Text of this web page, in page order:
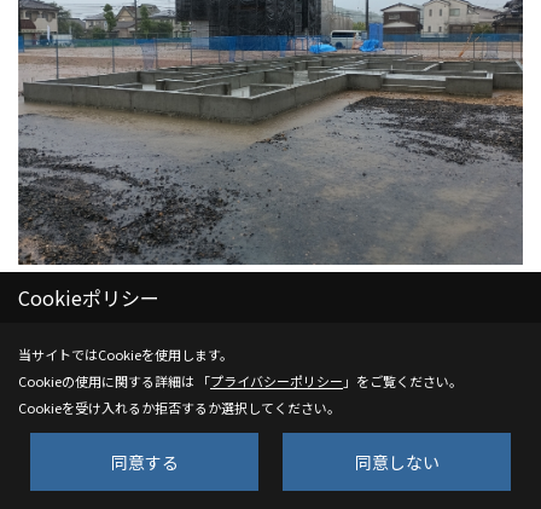
基礎工事
30. 2026年06月24日
Cookieポリシー
当サイトではCookieを使用します。
Cookieの使用に関する詳細は 「プライバシーポリシー 」をご覧ください。
Cookieを受け入れるか拒否するか選択してください。
同意する 同意しない